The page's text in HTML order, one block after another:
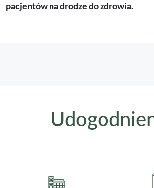
pacjentów na drodze do zdrowia.